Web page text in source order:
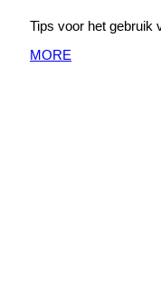
Tips voor het gebruik
MORE